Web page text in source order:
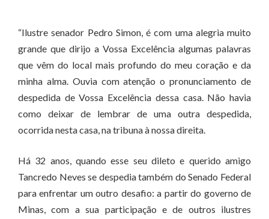
“Ilustre senador Pedro Simon, é com uma alegria muito
grande que dirijo a Vossa Excelência algumas palavras
que vêm do local mais profundo do meu coração e da
minha alma. Ouvia com atenção o pronunciamento de
despedida de Vossa Excelência dessa casa. Não havia
como deixar de lembrar de uma outra despedida,
ocorrida nesta casa, na tribuna à nossa direita.
Há 32 anos, quando esse seu dileto e querido amigo
Tancredo Neves se despedia também do Senado Federal
para enfrentar um outro desafio: a partir do governo de
Minas, com a sua participação e de outros ilustres